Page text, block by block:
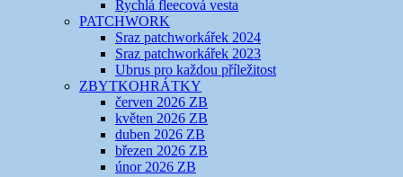
Rychlá fleecová vesta
PATCHWORK
Sraz patchworkářek 2024
Sraz patchworkářek 2023
Ubrus pro každou příležitost
ZBYTKOHRÁTKY
červen 2026 ZB
květen 2026 ZB
duben 2026 ZB
březen 2026 ZB
únor 2026 ZB